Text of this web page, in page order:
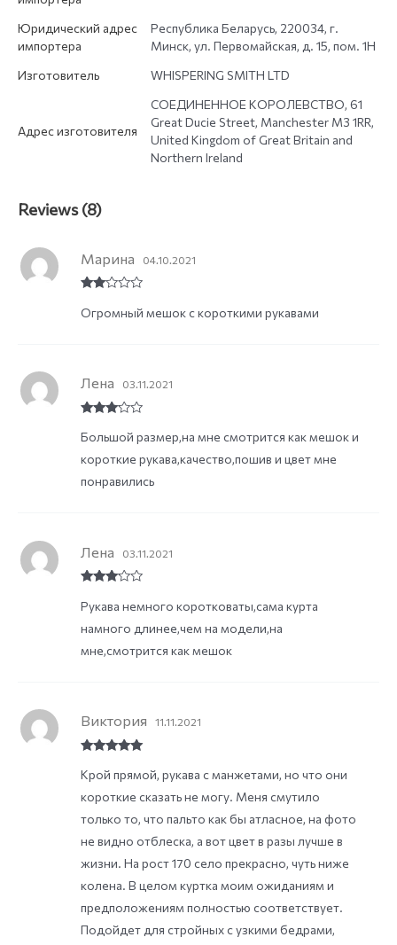
Юридический адрес
импортера
Республика Беларусь, 220034, г.
Минск, ул. Первомайская, д. 15, пом. 1Н
Изготовитель
WHISPERING SMITH LTD
Адрес изготовителя
СОЕДИНЕННОЕ КОРОЛЕВСТВО, 61
Great Ducie Street, Manchester M3 1RR,
United Kingdom of Great Britain and
Northern Ireland
Reviews (8)
d2
Марина 04.10.2021
Огромный мешок с короткими рукавами
out of
Лена 03.11.2021
Большой размер,на мне смотрится как мешок и
короткие рукава,качество,пошив и цвет мне
понравились
out of
Лена 03.11.2021
Рукава немного коротковаты,сама курта
намного длинее,чем на модели,на
мне,смотрится как мешок
of 5
Виктория 11.11.2021
Крой прямой, рукава с манжетами, но что они
короткие сказать не могу. Меня смутило
только то, что пальто как бы атласное, на фото
не видно отблеска, а вот цвет в разы лучше в
жизни. На рост 170 село прекрасно, чуть ниже
колена. В целом куртка моим ожиданиям и
предположениям полностью соответствует.
Подойдет для стройных с узкими бедрами,